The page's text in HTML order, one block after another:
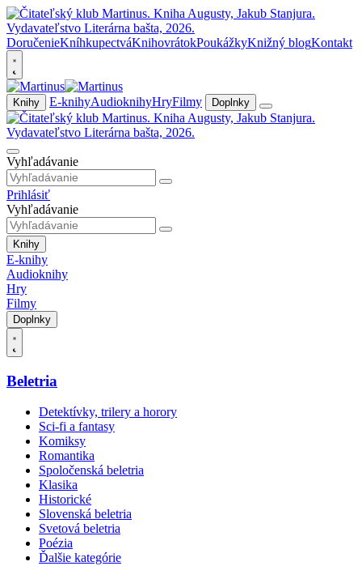
DoručenieKníhkupectváKnihovrátokPoukážkyKnižný blogKontakt
Knihy E-knihyAudioknihyHryFilmy Doplnky
Vyhľadávanie
Prihlásiť
Vyhľadávanie
Knihy
E-knihy
Audioknihy
Hry
Filmy
Doplnky
Beletria
Detektívky, trilery a horory
Sci-fi a fantasy
Komiksy
Romantika
Spoločenská beletria
Klasika
Historické
Slovenská beletria
Svetová beletria
Poézia
Ďalšie kategórie